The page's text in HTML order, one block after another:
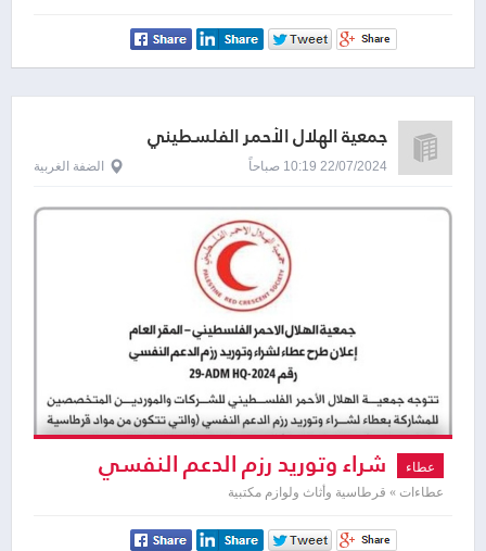
جمعية الهلال الأحمر الفلسطيني
22/07/2024 10:19 صباحاً الضفة الغربية
عطاء شراء وتوريد رزم الدعم النفسي
والتي تتكون من مواد قرطاسية والعاب
توضع في حقيبة رياضية
عطاءات » قرطاسية وأثاث ولوازم مكتبية